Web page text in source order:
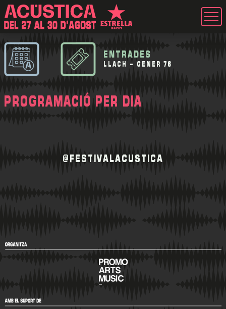
ENTRADES
LLACH - GENER 76
PROGRAMACIÓ PER DIA
@FESTIVALACUSTICA